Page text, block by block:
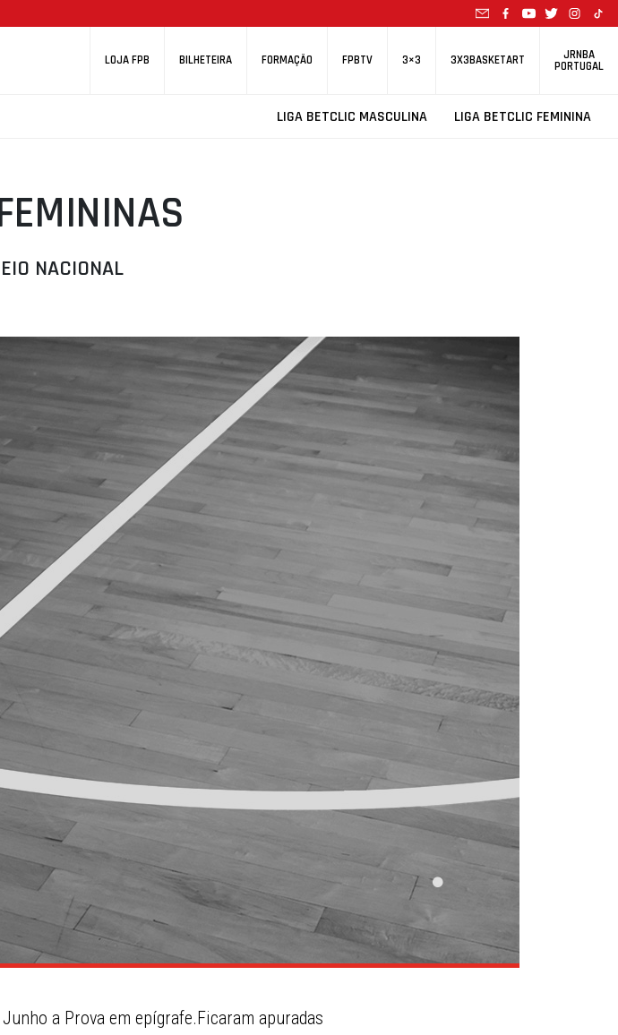
LOJA FPB BILHETEIRA FORMAÇÃO FPBTV 3×3 3X3BASKETART JRNBA
PORTUGAL
LIGA BETCLIC MASCULINA LIGA BETCLIC FEMININA
NACIONAL
a Prova em epígrafe.Ficaram apuradas